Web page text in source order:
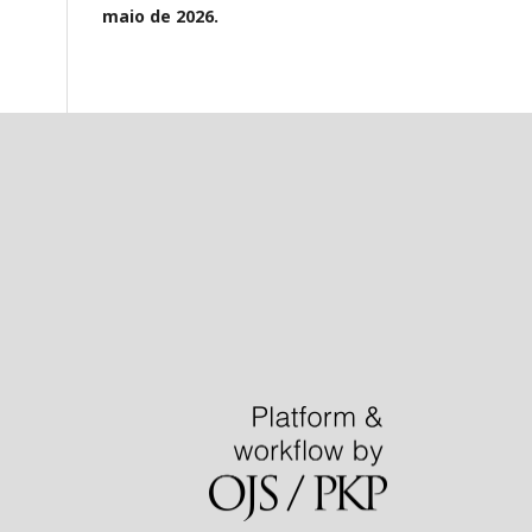
maio de 2026.